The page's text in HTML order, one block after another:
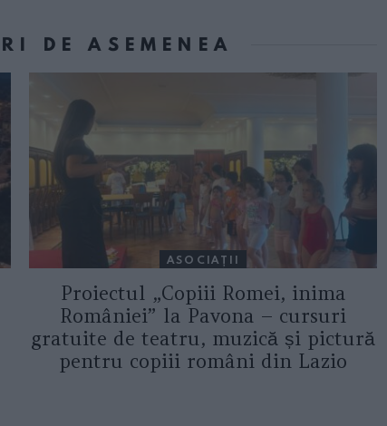
DE ASEMENEA
ASOCIAŢII
Proiectul „Copiii Romei, inima
României” la Pavona – cursuri
gratuite de teatru, muzică și pictură
pentru copiii români din Lazio